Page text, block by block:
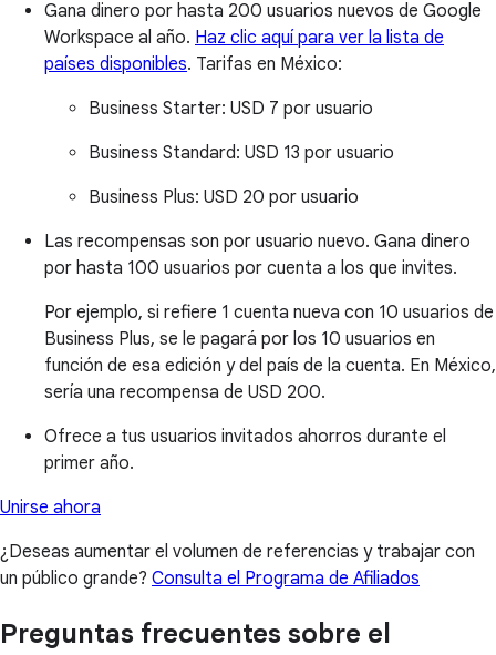
Gana dinero por hasta 200 usuarios nuevos de Google
Workspace al año. Haz clic aquí para ver la lista de
países disponibles. Tarifas en México:
Business Starter: USD 7 por usuario
Business Standard: USD 13 por usuario
Business Plus: USD 20 por usuario
Las recompensas son por usuario nuevo. Gana dinero
por hasta 100 usuarios por cuenta a los que invites.
Por ejemplo, si refiere 1 cuenta nueva con 10 usuarios de
Business Plus, se le pagará por los 10 usuarios en
función de esa edición y del país de la cuenta. En México,
sería una recompensa de USD 200.
Ofrece a tus usuarios invitados ahorros durante el
primer año.
Unirse ahora
¿Deseas aumentar el volumen de referencias y trabajar con
un público grande? Consulta el Programa de Afiliados
Preguntas frecuentes sobre el